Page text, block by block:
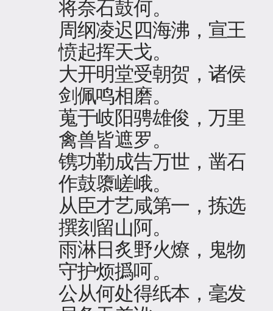
将奈石鼓何。
周纲凌迟四海沸，宣王
愤起挥天戈。
大开明堂受朝贺，诸侯
剑佩鸣相磨。
蒐于岐阳骋雄俊，万里
禽兽皆遮罗。
镌功勒成告万世，凿石
作鼓隳嵯峨。
从臣才艺咸第一，拣选
撰刻留山阿。
雨淋日炙野火燎，鬼物
守护烦撝呵。
公从何处得纸本，毫发